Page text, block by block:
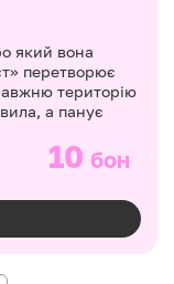
який вона
перетворює
територію
а панує
10 бон